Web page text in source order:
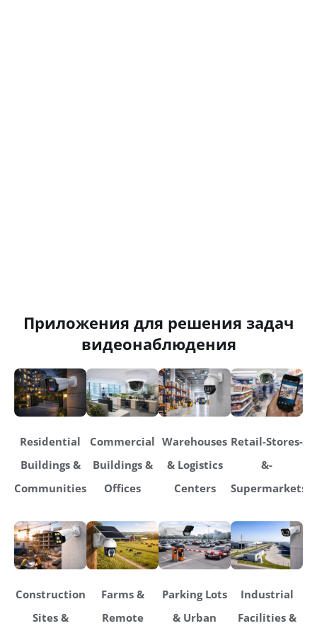
Приложения для решения задач
видеонаблюдения
Residential
Buildings &
Communities
Commercial
Buildings &
Offices
Warehouses
& Logistics
Centers
Retail-Stores-
&-
Supermarkets
Construction
Sites &
Farms &
Remote
Parking Lots
& Urban
Industrial
Facilities &